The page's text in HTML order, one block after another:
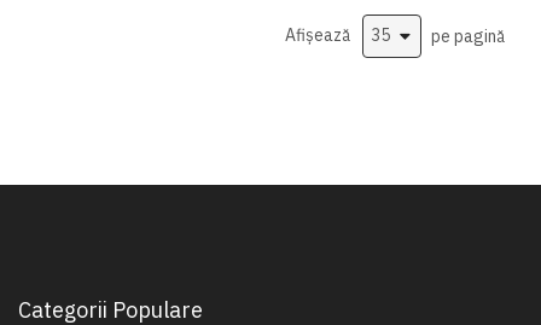
Afișează pe pagină
Categorii Populare